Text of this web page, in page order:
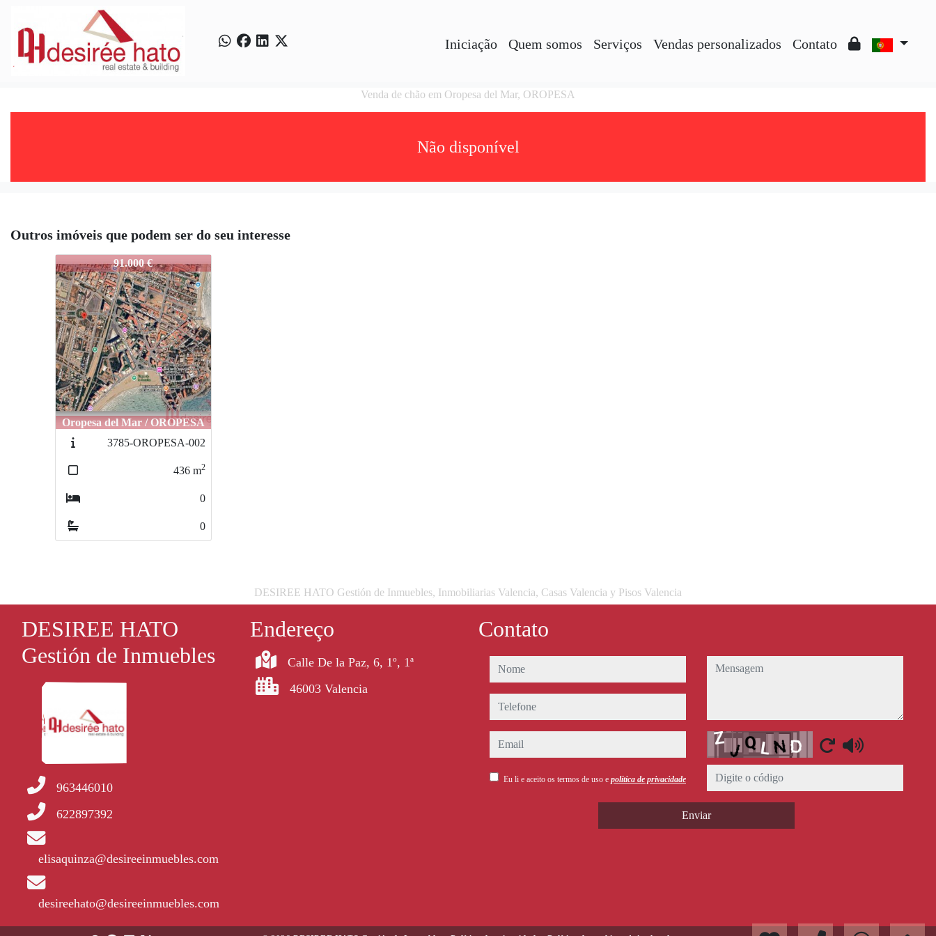
Iniciação Quem somos Serviços Vendas personalizados Contato
Venda de chão em Oropesa del Mar, OROPESA
Não disponível
Outros imóveis que podem ser do seu interesse
3786-OROPESA-003
91.000 €
Oropesa del Mar / OROPESA
3785-OROPESA-002
436 m2
0
0
DESIREE HATO Gestión de Inmuebles, Inmobiliarias Valencia, Casas Valencia y Pisos Valencia
DESIREE HATO
Gestión de Inmuebles
963446010
622897392
elisaquinza@desireeinmuebles.com
desireehato@desireeinmuebles.com
Endereço
Calle De la Paz, 6, 1º, 1ª
46003 Valencia
Contato
nome
telefone
email
Eu li e aceito os termos de uso e política de privacidade
mensagem
Captcha
Enviar